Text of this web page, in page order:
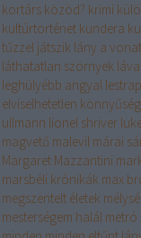
kortárs közöd? krimi
kultúrtörténet kundera
tűzzel játszik lány a
láthatatlan szörnyek láva
leghülyébb angyal
elviselhetetlen
ullmann lionel shriver
magvető malevil márai
Margaret Mazzantini
marsbéli krónikák max
megszentelt életek
mesterségem halál metró